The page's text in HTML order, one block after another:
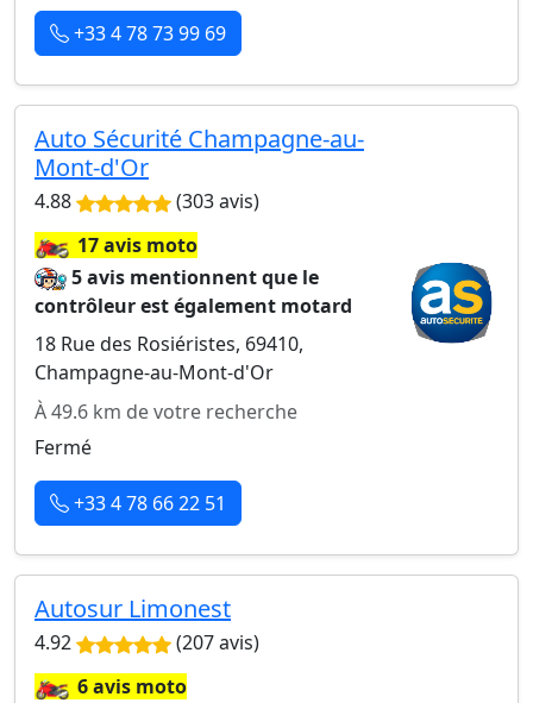
+33 4 78 73 99 69
Auto Sécurité Champagne-au-
Mont-d'Or
4.88 (303 avis)
🏍️17 avis moto
5 avis mentionnent que le
contrôleur est également motard
18 Rue des Rosiéristes, 69410,
Champagne-au-Mont-d'Or
À 49.6 km de votre recherche
Fermé
+33 4 78 66 22 51
Autosur Limonest
4.92 (207 avis)
🏍️6 avis moto